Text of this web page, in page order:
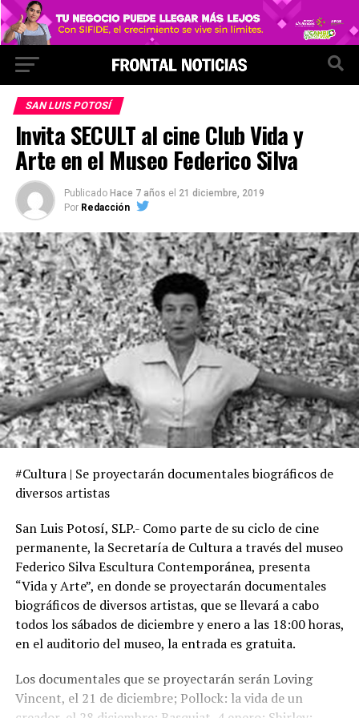
SAN LUIS POTOSÍ
Invita SECULT al cine Club Vida y
Arte en el Museo Federico Silva
Publicado Hace 7 años el 21 diciembre, 2019
Por Redacción
#Cultura | Se proyectarán documentales biográficos de
diversos artistas
San Luis Potosí, SLP.- Como parte de su ciclo de cine
permanente, la Secretaría de Cultura a través del museo
Federico Silva Escultura Contemporánea, presenta
“Vida y Arte”, en donde se proyectarán documentales
biográficos de diversos artistas, que se llevará a cabo
todos los sábados de diciembre y enero a las 18:00 horas,
en el auditorio del museo, la entrada es gratuita.
Los documentales que se proyectarán serán Loving
Vincent, el 21 de diciembre; Pollock: la vida de un